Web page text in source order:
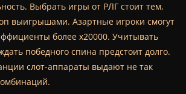
Выбрать игры от РЛГ стоит тем,
выигрышами. Азартные игроки смогут
более х20000. Учитывать
победного спина предстоит долго.
слот-аппараты выдают не так